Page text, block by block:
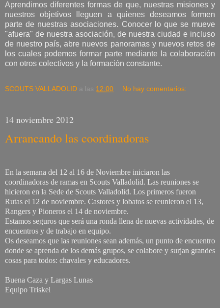
Aprendimos diferentes formas de que, nuestras misiones y
nuestros objetivos lleguen a quienes deseamos formen
parte de nuestras asociaciones. Conocer lo que se mueve
"afuera" de nuestra asociación, de nuestra ciudad e incluso
de nuestro país, abre nuevos panoramas y nuevos retos de
los cuales podemos formar parte mediante la colaboración
con otros colectivos y la formación constante.
SCOUTS VALLADOLID a las 12:00 No hay comentarios:
14 noviembre 2012
Arrancando las coordinadoras
En la semana del 12 al 16 de Noviembre iniciaron las
coordinadoras de ramas en Scouts Valladolid. Las reuniones se
hicieron en la Sede de Scouts Valladolid. Los primeros fueron
Rutas el 12 de noviembre. Castores y lobatos se reunieron el 13,
Rangers y Pioneros el 14 de noviembre.
Estamos seguros que será una ronda llena de nuevas actividades, de
encuentros y de trabajo en equipo.
Os deseamos que las reuniones sean además, un punto de encuentro
donde se aprenda de los demás grupos, se colabore y surjan grandes
cosas para todos: chavales y educadores.
Buena Caza y Largas Lunas
Equipo Triskel